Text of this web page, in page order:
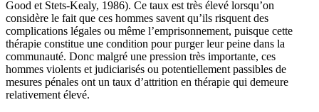
Good et Stets-Kealy, 1986). Ce taux est très élevé lorsqu’on
considère le fait que ces hommes savent qu’ils risquent des
complications légales ou même l’emprisonnement, puisque cette
thérapie constitue une condition pour purger leur peine dans la
communauté. Donc malgré une pression très importante, ces
hommes violents et judiciarisés ou potentiellement passibles de
mesures pénales ont un taux d’attrition en thérapie qui demeure
relativement élevé.